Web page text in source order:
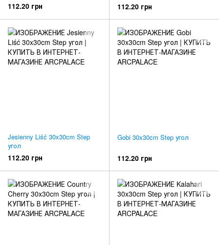
112.20 грн 112.20 грн
Jesienny Liść 30x30cm Step
угол
112.20 грн
Gobi 30x30cm Step угол
112.20 грн